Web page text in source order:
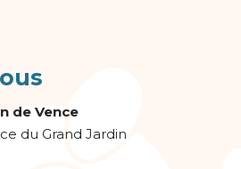
de Vence
du Grand Jardin